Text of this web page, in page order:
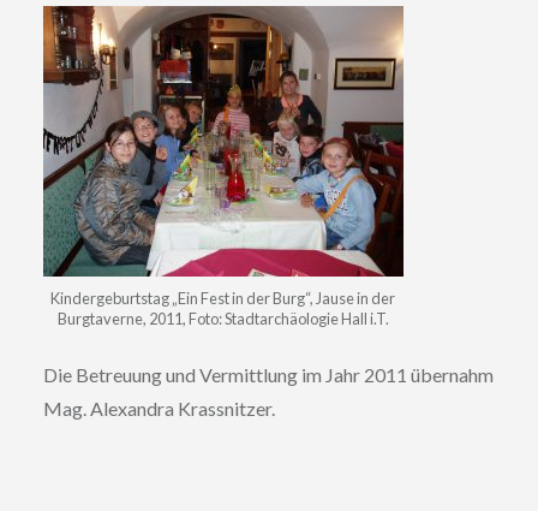
Kindergeburtstag „Ein Fest in der Burg“, Jause in der
Burgtaverne, 2011, Foto: Stadtarchäologie Hall i.T.
Die Betreuung und Vermittlung im Jahr 2011 übernahm
Mag. Alexandra Krassnitzer.